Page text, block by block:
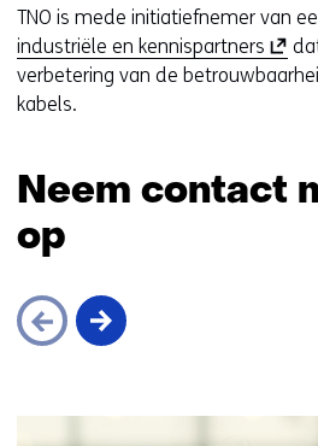
TNO is mede initiatiefnemer van
industriële en kennispartners (
o
t
verbetering van de
kabels.
Neem contact
op